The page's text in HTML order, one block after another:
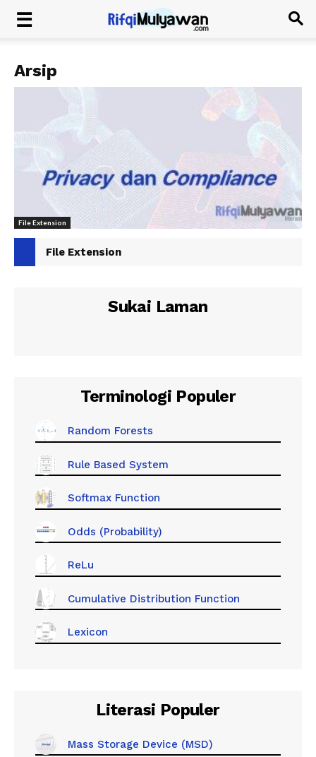
Arsip
File Extension
File Extension
Sukai Laman
Terminologi Populer
Random Forests
Rule Based System
Softmax Function
Odds (Probability)
ReLu
Cumulative Distribution Function
Lexicon
Literasi Populer
Mass Storage Device (MSD)